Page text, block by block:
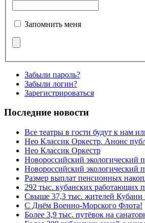
Запомнить меня
Забыли пароль?
Забыли логин?
Зарегистрироваться
Последние новости
Все театры в гости будут к нам
Нео Классик Оркестр. Анонс
Нео Классик Оркестр
Новороссийский экологический
Новороссийский экологический
Размер выплат пенсионных
292 тыс. кубанских работающих
Свыше 37,3 тыс. жителей Кубани
C Днём Военно-Морского Флота!
Более 3,9 тыс. путёвок на